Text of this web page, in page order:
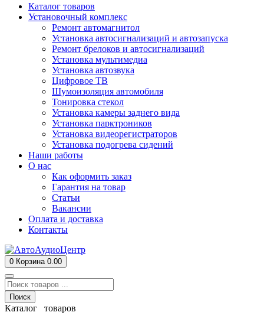
Каталог товаров
Установочный комплекс
Ремонт автомагнитол
Установка автосигнализаций и автозапуска
Ремонт брелоков и автосигнализаций
Установка мультимедиа
Установка автозвука
Цифровое ТВ
Шумоизоляция автомобиля
Тонировка стекол
Установка камеры заднего вида
Установка парктроников
Установка видеорегистраторов
Установка подогрева сидений
Наши работы
О нас
Как оформить заказ
Гарантия на товар
Статьи
Вакансии
Оплата и доставка
Контакты
0 Корзина 0.00
Поиск
Каталог товаров